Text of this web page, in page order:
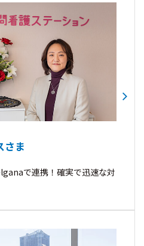
さま
で連携！確実で迅速な対